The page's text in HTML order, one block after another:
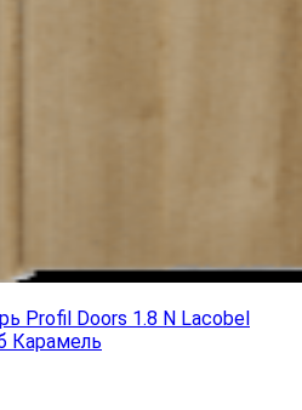
Profil Doors 1.8 N Lacobel
Карамель